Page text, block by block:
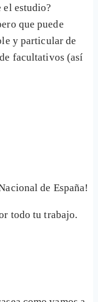
el estudio?
que puede
y particular de
facultativos (así
de España!
todo tu trabajo.